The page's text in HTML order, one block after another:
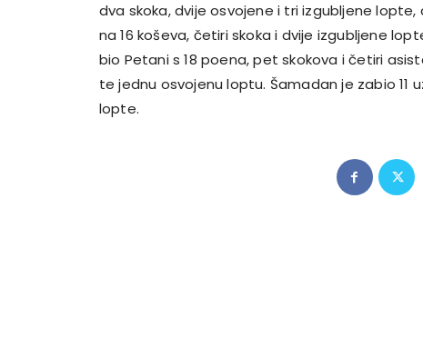
dva skoka, dvije osvojene i tri izgubljene
na 16 koševa, četiri skoka i dvije izgubljene
bio Petani s 18 poena, pet skokova i četiri
te jednu osvojenu loptu. Šamadan je zabio 11
lopte.